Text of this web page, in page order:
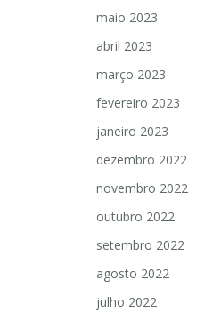
maio 2023
abril 2023
março 2023
fevereiro 2023
janeiro 2023
dezembro 2022
novembro 2022
outubro 2022
setembro 2022
agosto 2022
julho 2022